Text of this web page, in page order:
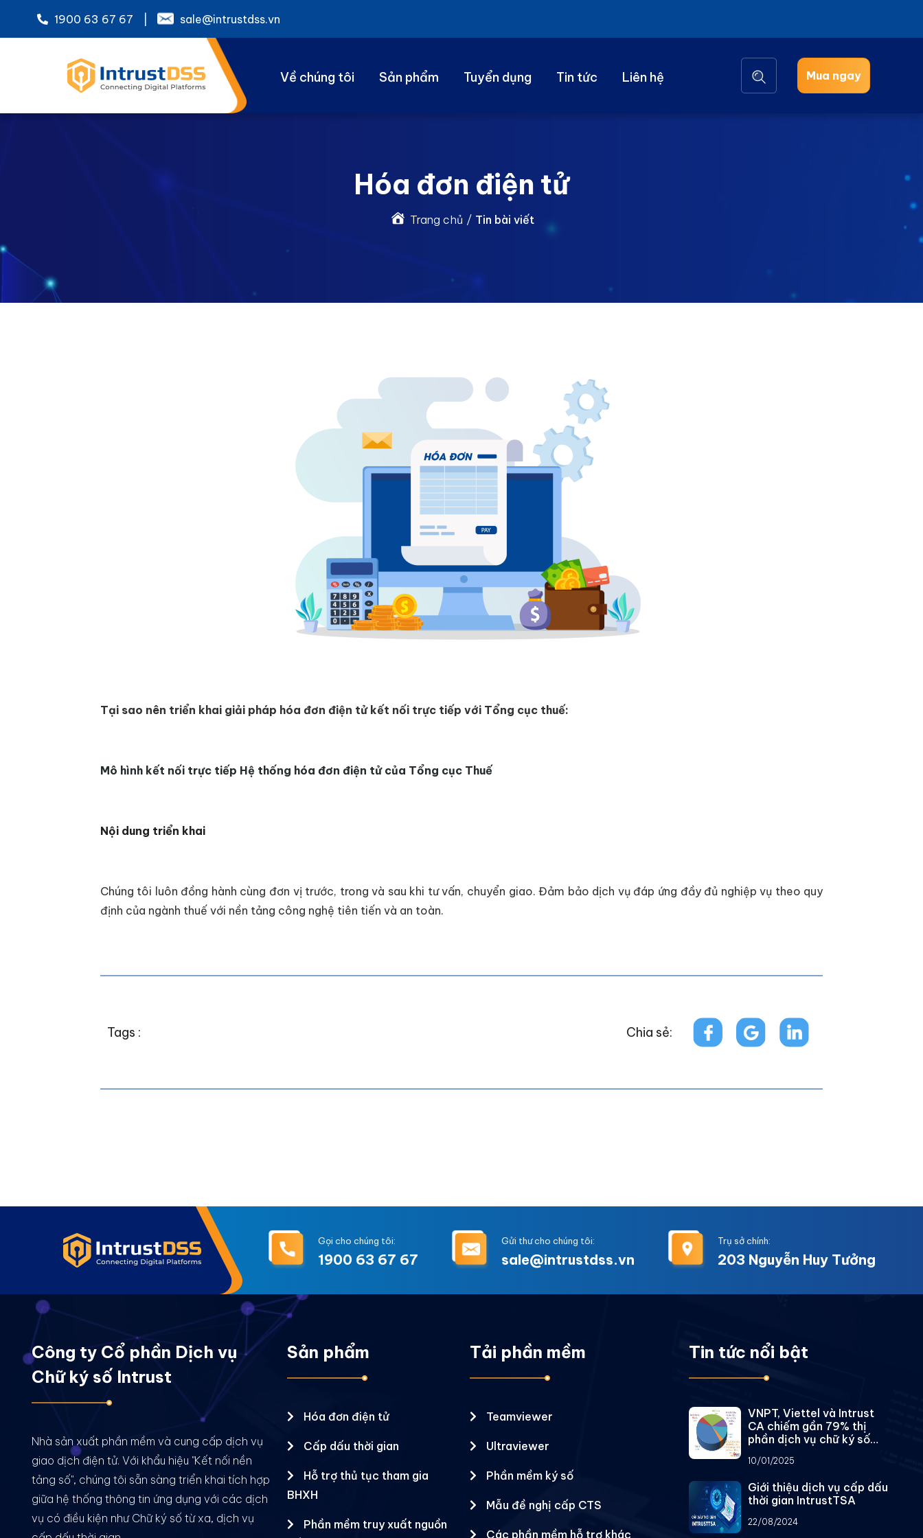
1900 63 67 67 sale@intrustdss.vn
Về chúng tôi Sản phẩm Tuyển dụng Tin tức Liên hệ Mua ngay
Hóa đơn điện tử
Trang chủ / Tin bài viết
Tại sao nên triển khai giải pháp hóa đơn điện tử kết nối trực tiếp với Tổng cục thuế:
Mô hình kết nối trực tiếp Hệ thống hóa đơn điện tử của Tổng cục Thuế
Nội dung triển khai
Chúng tôi luôn đồng hành cùng đơn vị trước, trong và sau khi tư vấn, chuyển giao. Đảm bảo dịch vụ đáp ứng đầy đủ nghiệp vụ theo quy
định của ngành thuế với nền tảng công nghệ tiên tiến và an toàn.
Tags : Chia sẻ:
Gọi cho chúng tôi:
1900 63 67 67
Gửi thư cho chúng tôi:
sale@intrustdss.vn
Trụ sở chính:
203 Nguyễn Huy Tưởng
Công ty Cổ phần Dịch vụ
Chữ ký số Intrust
Nhà sản xuất phần mềm và cung cấp dịch vụ
giao dịch điện tử. Với khẩu hiệu "Kết nối nền
tảng số", chúng tôi sẵn sàng triển khai tích hợp
giữa hệ thống thông tin ứng dụng với các dịch
vụ có điều kiện như Chữ ký số từ xa, dịch vụ
Sản phẩm
Hóa đơn điện tử
Cấp dấu thời gian
Hỗ trợ thủ tục tham gia
BHXH
Phần mềm truy xuất nguồn
Tải phần mềm
Teamviewer
Ultraviewer
Phần mềm ký số
Mẫu đề nghị cấp CTS
Các phần mềm hỗ trợ khác
Tin tức nổi bật
VNPT, Viettel và Intrust
CA chiếm gần 79% thị
phần dịch vụ chữ ký số
10/01/2025
Giới thiệu dịch vụ cấp dấu
thời gian IntrustTSA
22/08/2024